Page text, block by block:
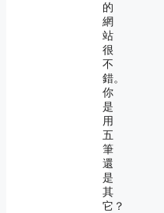
的
網
站
很
不
錯。
你
是
用
五
筆
還
是
其
它？